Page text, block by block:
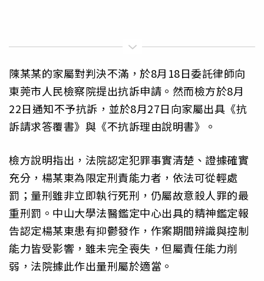
陳某某的家屬對判決不滿，於8月18日委託律師向
東莞市人民檢察院提出抗訴申請。然而檢方於8月
22日通知不予抗訴，並於8月27日向家屬出具《抗
訴請求答覆書》與《不抗訴理由說明書》。
檢方說明指出，法院認定犯罪事實清楚、證據確實
充分，楊某東為限定刑責能力者，依法可從輕處
罰；量刑雖非立即執行死刑，仍屬故意殺人罪的最
重刑罰。中山大學法醫鑑定中心出具的精神鑑定報
告認定楊某東患有抑鬱發作，作案期間辨識與控制
能力皆受影響，雖未完全喪失，但屬責任能力削
弱，法院據此作出量刑屬於適當。